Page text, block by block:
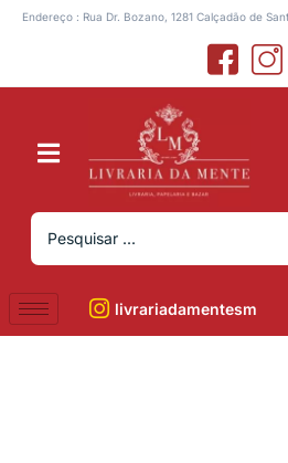
Endereço : Rua Dr. Bozano, 1281 Calçadão de
livrariadamentesm